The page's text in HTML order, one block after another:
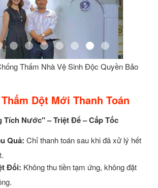
Thấm Nhà Vệ Sinh Độc Quyền Bảo
Dột Mới Thanh Toán
Tích Nước" – Triệt Để – Cấp Tốc
Quả: Chỉ thanh toán sau khi đã xử lý hết
Đối: Không thu tiền tạm ứng, không đặt